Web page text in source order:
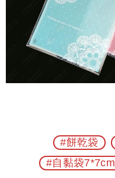
#餅乾袋
#自黏袋7*7cm